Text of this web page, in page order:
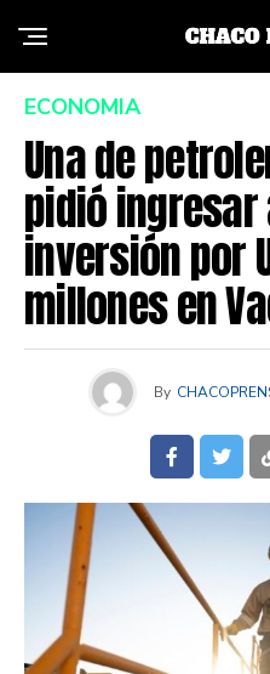
ECONOMIA
Una de
pidió ingresar
inversión por
millones en
By